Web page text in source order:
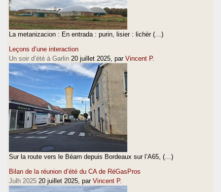
La metanizacion : En entrada : purin, lisier : lichèr (…)
Leçons d’une interaction
Un soir d’été à Garlin 20 juillet 2025 , par Vincent P.
Sur la route vers le Béarn depuis Bordeaux sur l’A65, (…)
Bilan de la réunion d’été du CA de RéGasPros
Julh 2025 20 juillet 2025 , par Vincent P.